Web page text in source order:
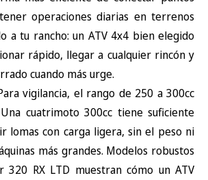
operaciones diarias en terrenos
a tu rancho: un ATV 4x4 bien elegido
rápido, llegar a cualquier rincón y
cuando más urge.
vigilancia, el rango de 250 a 300cc
cuatrimoto 300cc tiene suficiente
lomas con carga ligera, sin el peso ni
más grandes. Modelos robustos
320 RX LTD muestran cómo un ATV